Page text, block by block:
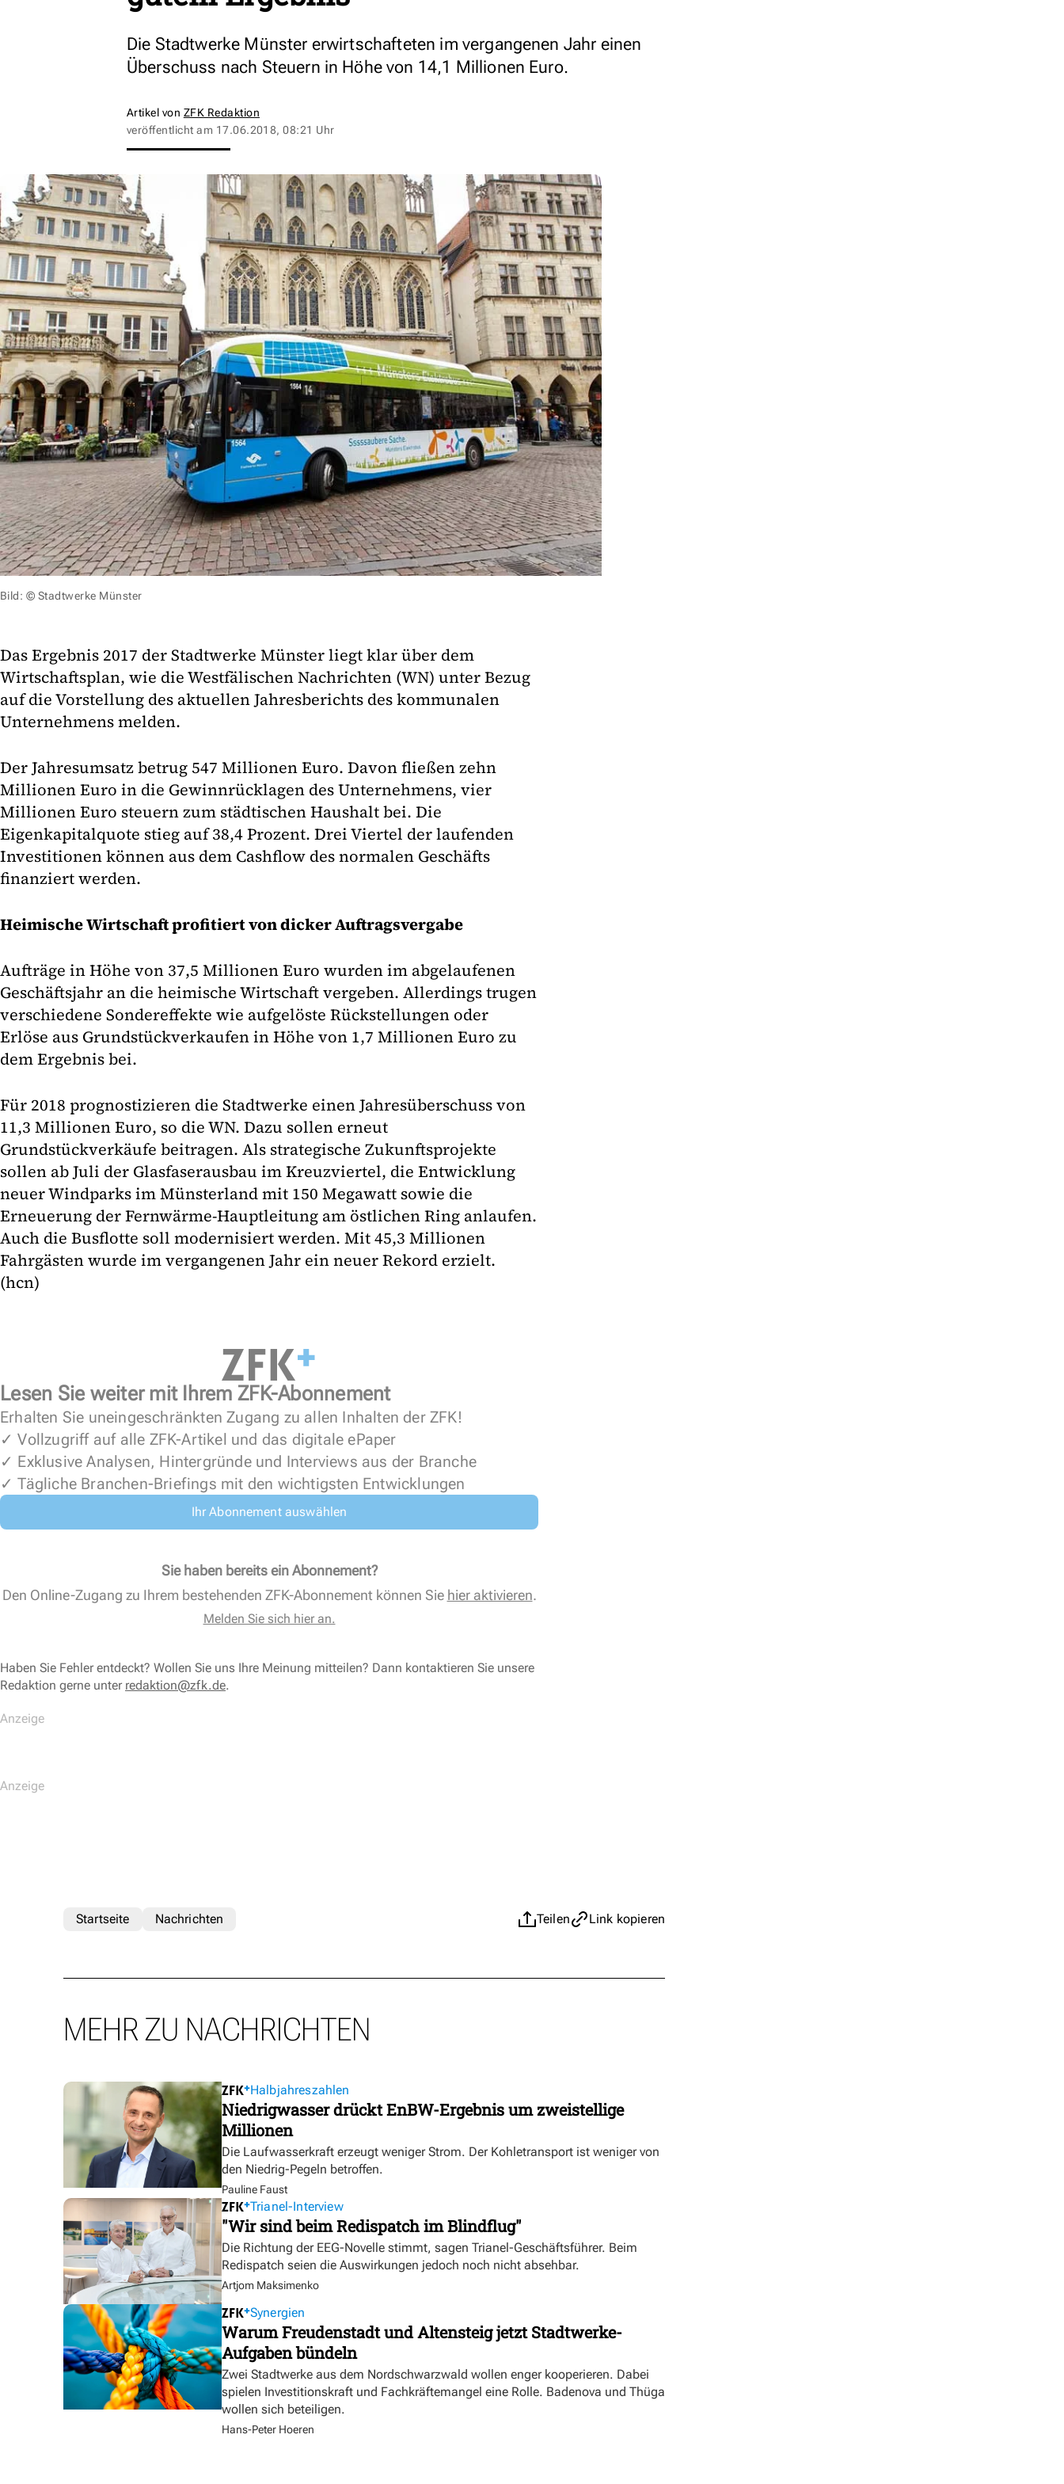
Die Stadtwerke Münster erwirtschafteten im vergangenen Jahr einen
Überschuss nach Steuern in Höhe von 14,1 Millionen Euro.
Artikel von ZFK Redaktion
veröffentlicht am 17.06.2018, 08:21 Uhr
Bild: © Stadtwerke Münster
Das Ergebnis 2017 der Stadtwerke Münster liegt klar über dem
Wirtschaftsplan, wie die Westfälischen Nachrichten (WN) unter Bezug
auf die Vorstellung des aktuellen Jahresberichts des kommunalen
Unternehmens melden.
Der Jahresumsatz betrug 547 Millionen Euro. Davon fließen zehn
Millionen Euro in die Gewinnrücklagen des Unternehmens, vier
Millionen Euro steuern zum städtischen Haushalt bei. Die
Eigenkapitalquote stieg auf 38,4 Prozent. Drei Viertel der laufenden
Investitionen können aus dem Cashflow des normalen Geschäfts
finanziert werden.
Heimische Wirtschaft profitiert von dicker Auftragsvergabe
Aufträge in Höhe von 37,5 Millionen Euro wurden im abgelaufenen
Geschäftsjahr an die heimische Wirtschaft vergeben. Allerdings trugen
verschiedene Sondereffekte wie aufgelöste Rückstellungen oder
Erlöse aus Grundstückverkaufen in Höhe von 1,7 Millionen Euro zu
dem Ergebnis bei.
Für 2018 prognostizieren die Stadtwerke einen Jahresüberschuss von
11,3 Millionen Euro, so die WN. Dazu sollen erneut
Grundstückverkäufe beitragen. Als strategische Zukunftsprojekte
sollen ab Juli der Glasfaserausbau im Kreuzviertel, die Entwicklung
neuer Windparks im Münsterland mit 150 Megawatt sowie die
Erneuerung der Fernwärme-Hauptleitung am östlichen Ring anlaufen.
Auch die Busflotte soll modernisiert werden. Mit 45,3 Millionen
Fahrgästen wurde im vergangenen Jahr ein neuer Rekord erzielt.
(hcn)
Lesen Sie weiter mit Ihrem ZFK-Abonnement
Erhalten Sie uneingeschränkten Zugang zu allen Inhalten der ZFK!
✓ Vollzugriff auf alle ZFK-Artikel und das digitale ePaper
✓ Exklusive Analysen, Hintergründe und Interviews aus der Branche
✓ Tägliche Branchen-Briefings mit den wichtigsten Entwicklungen
Ihr Abonnement auswählen
Sie haben bereits ein Abonnement?
Den Online-Zugang zu Ihrem bestehenden ZFK-Abonnement können Sie hier aktivieren.
Melden Sie sich hier an.
Haben Sie Fehler entdeckt? Wollen Sie uns Ihre Meinung mitteilen? Dann kontaktieren Sie unsere
Redaktion gerne unter redaktion@zfk.de.
Teilen Link kopieren
Startseite Nachrichten
MEHR ZU NACHRICHTEN
Halbjahreszahlen
Niedrigwasser drückt EnBW-Ergebnis um zweistellige
Millionen
Die Laufwasserkraft erzeugt weniger Strom. Der Kohletransport ist weniger von
den Niedrig-Pegeln betroffen.
Pauline Faust
Trianel-Interview
"Wir sind beim Redispatch im Blindflug"
Die Richtung der EEG-Novelle stimmt, sagen Trianel-Geschäftsführer. Beim
Redispatch seien die Auswirkungen jedoch noch nicht absehbar.
Artjom Maksimenko
Synergien
Warum Freudenstadt und Altensteig jetzt Stadtwerke-
Aufgaben bündeln
Zwei Stadtwerke aus dem Nordschwarzwald wollen enger kooperieren. Dabei
spielen Investitionskraft und Fachkräftemangel eine Rolle. Badenova und Thüga
wollen sich beteiligen.
Hans-Peter Hoeren